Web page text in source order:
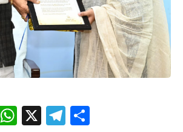
Facebook
WhatsApp
X Telegram